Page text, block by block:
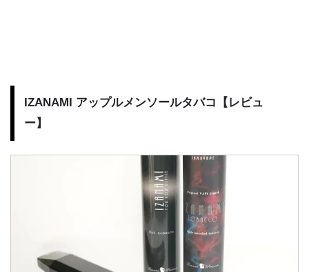
IZANAMI アップルメンソールタバコ【レビュ
ー】